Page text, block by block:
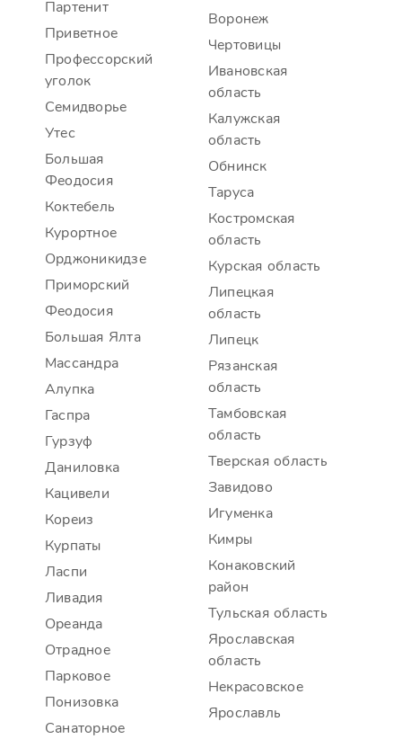
Партенит
Приветное
Профессорский
уголок
Семидворье
Утес
Большая
Феодосия
Коктебель
Курортное
Орджоникидзе
Приморский
Феодосия
Большая Ялта
Массандра
Алупка
Гаспра
Гурзуф
Даниловка
Кацивели
Кореиз
Курпаты
Ласпи
Ливадия
Ореанда
Отрадное
Парковое
Понизовка
Санаторное
Воронеж
Чертовицы
Ивановская
область
Калужская
область
Обнинск
Таруса
Костромская
область
Курская область
Липецкая
область
Липецк
Рязанская
область
Тамбовская
область
Тверская область
Завидово
Игуменка
Кимры
Конаковский
район
Тульская область
Ярославская
область
Некрасовское
Ярославль